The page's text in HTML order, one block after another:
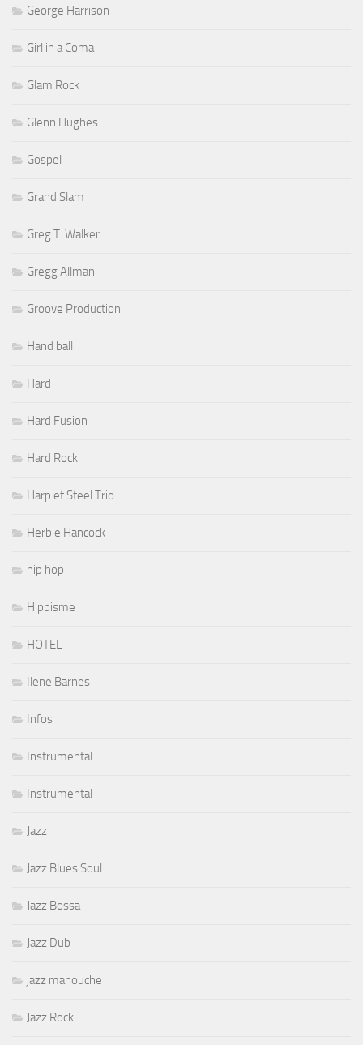
George Harrison
Girl in a Coma
Glam Rock
Glenn Hughes
Gospel
Grand Slam
Greg T. Walker
Gregg Allman
Groove Production
Hand ball
Hard
Hard Fusion
Hard Rock
Harp et Steel Trio
Herbie Hancock
hip hop
Hippisme
HOTEL
Ilene Barnes
Infos
Instrumental
Instrumental
Jazz
Jazz Blues Soul
Jazz Bossa
Jazz Dub
jazz manouche
Jazz Rock